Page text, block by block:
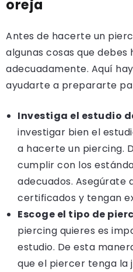
oreja
Antes de hacerte un
algunas cosas que
adecuadamente. Aquí
ayudarte a prepararte
Investiga el estudio
investigar bien el
a hacerte un piercing.
cumplir con los
adecuados. Asegúrate
certificados y tengan
Escoge el tipo de
piercing quieres es
estudio. De esta
que el piercer tenga la